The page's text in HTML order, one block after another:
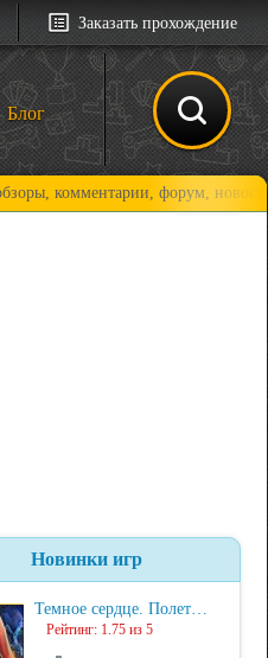
Заказать прохождение
Блог
форум, новости и,
Новинки игр
Темное сердце. Полет…
Рейтинг: 1.75 из 5